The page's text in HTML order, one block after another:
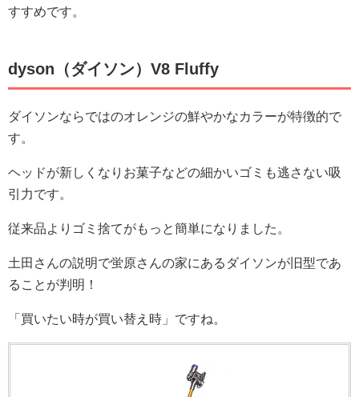
すすめです。
dyson（ダイソン）V8 Fluffy
ダイソンならではのオレンジの鮮やかなカラーが特徴的で
す。
ヘッドが新しくなりお菓子などの細かいゴミも逃さない吸
引力です。
従来品よりゴミ捨てがもっと簡単になりました。
土田さんの説明で蛍原さんの家にあるダイソンが旧型であ
ることが判明！
「買いたい時が買い替え時」ですね。